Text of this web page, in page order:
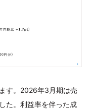
す。2026年3月期は売
た。利益率を伴った成